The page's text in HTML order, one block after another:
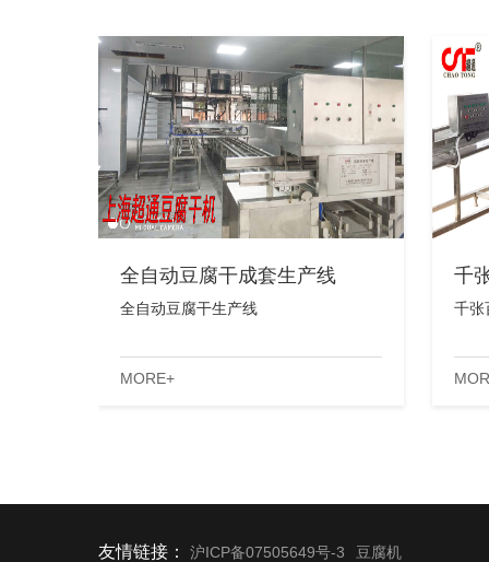
全自动豆腐干成套生产线
全自动豆腐干生产线
MORE+
千
千张
友情链接： 沪ICP备07505649号-3 豆腐机